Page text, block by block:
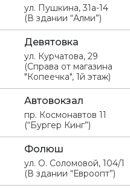
ул. Пушкина, 31а-14
(В здании “Алми”)
Девятовка
ул. Курчатова, 29
(Справа от магазина
"Копеечка", 1й этаж)
Автовокзал
пр. Космонавтов 11
(“Бургер Кинг”)
Фолюш
ул. О. Соломовой, 104/1
(В здании “Евроопт”)